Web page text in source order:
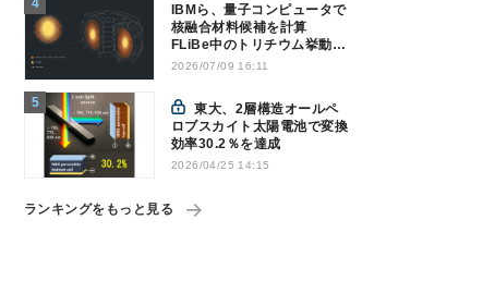
IBMら、量子コンピュータで
核融合材料候補を計算
FLiBe中のトリチウム挙動解
析へ
2026/07/09 16:11
東大、2層構造オールペ
ロブスカイト太陽電池で変換
効率30.2％を達成
2026/04/25 14:15
ランキングをもっと見る